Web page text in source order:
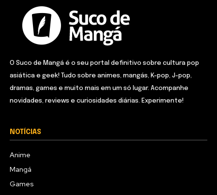
O Suco de Mangá é o seu portal definitivo sobre cultura pop
asiática e geek! Tudo sobre animes, mangás, K-pop, J-pop,
dramas, games e muito mais em um só lugar. Acompanhe
novidades, reviews e curiosidades diárias. Experimente!
NOTÍCIAS
Anime
Mangá
Games